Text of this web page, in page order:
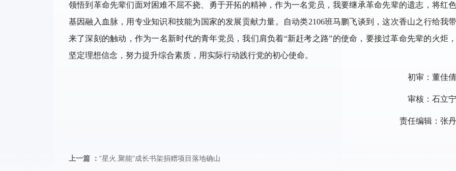
领悟到革命先辈们面对困难不屈不挠、勇于开拓的精神，作为一名党员，我要继承革命先辈的遗志，将红
基因融入血脉，用专业知识和技能为国家的发展贡献力量。自动类2106班马鹏飞谈到，这次香山之行给我
来了深刻的触动，作为一名新时代的青年党员，我们肩负着“新赶考之路”的使命，要接过革命先辈的火炬
坚定理想信念，努力提升综合素质，用实际行动践行党的初心使命。
初审：董佳
审核：石立
责任编辑：张
上一篇 ： “星火.聚能”成长书架捐赠项目落地确山